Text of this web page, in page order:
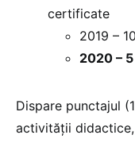
certificate
2019 –
2020 –
Dispare punctajul
activității